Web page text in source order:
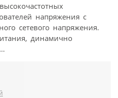
напряжения с
сетевого напряжения.
динамично